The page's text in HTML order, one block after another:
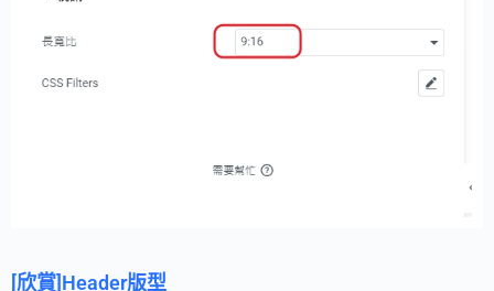
[欣賞]Header版型